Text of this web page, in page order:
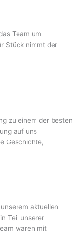
Team um
Stück nimmt der
zu einem der besten
auf uns
Geschichte,
aktuellen
Teil unserer
waren mit